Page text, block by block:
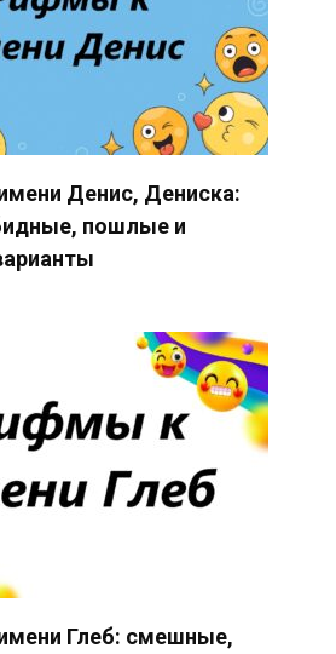
Денис, Дениска:
пошлые и
Глеб: смешные,